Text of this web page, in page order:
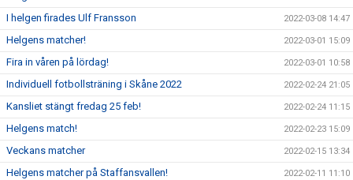
I helgen firades Ulf Fransson 2022-03-08 14:47
Helgens matcher! 2022-03-01 15:09
Fira in våren på lördag! 2022-03-01 10:58
Individuell fotbollsträning i Skåne 2022 2022-02-24 21:05
Kansliet stängt fredag 25 feb! 2022-02-24 11:15
Helgens match! 2022-02-23 15:09
Veckans matcher 2022-02-15 13:34
Helgens matcher på Staffansvallen! 2022-02-11 11:10